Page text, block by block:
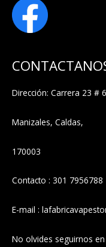
Dirección: Carrera 23 #
Manizales, Caldas,
170003
Contacto : 301 7956788
E-mail :
No olvides seguirnos